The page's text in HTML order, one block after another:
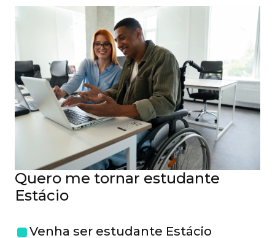
Quero me tornar estudante
Estácio
Venha ser estudante Estácio